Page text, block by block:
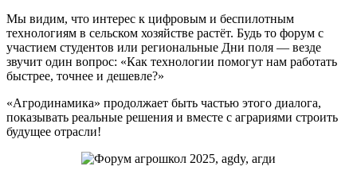
Мы видим, что интерес к цифровым и беспилотным
технологиям в сельском хозяйстве растёт. Будь то форум с
участием студентов или региональные Дни поля — везде
звучит один вопрос: «Как технологии помогут нам работать
быстрее, точнее и дешевле?»
«Агродинамика» продолжает быть частью этого диалога,
показывать реальные решения и вместе с аграриями строить
будущее отрасли!